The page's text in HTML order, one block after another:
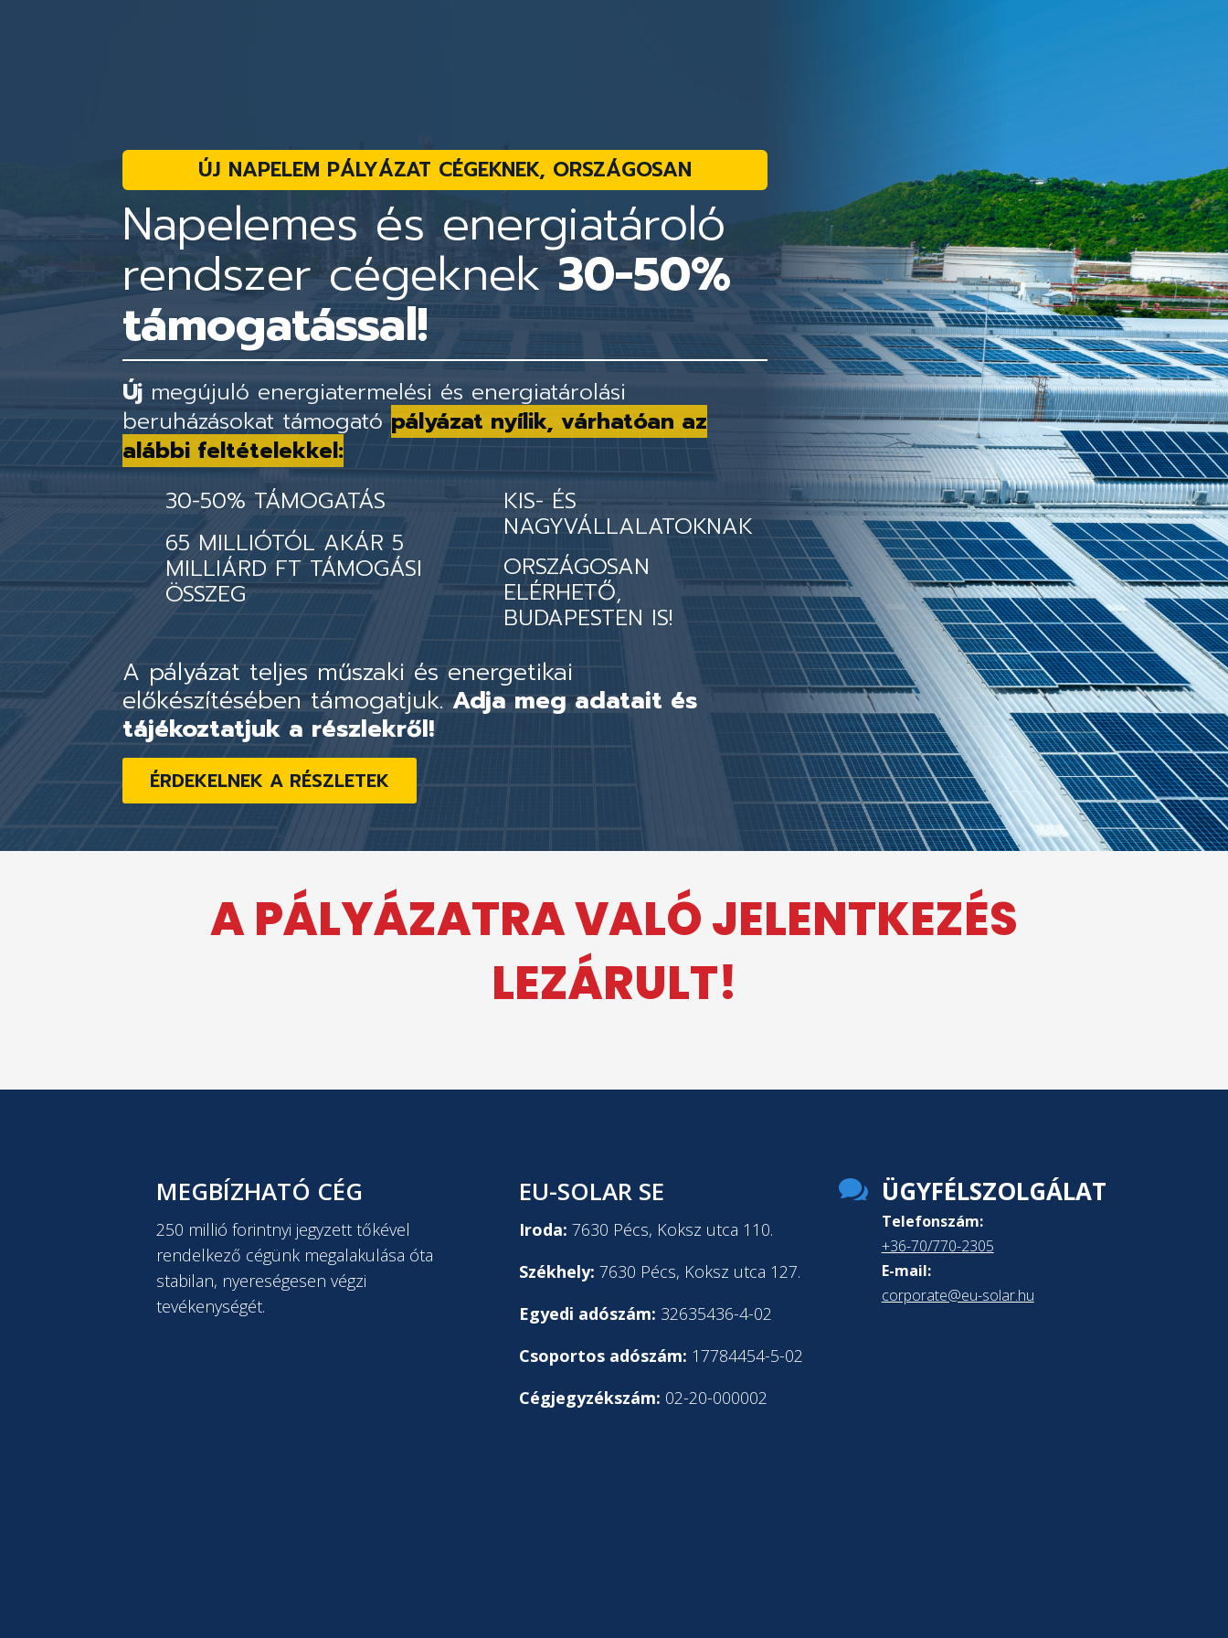
ÚJ NAPELEM PÁLYÁZAT CÉGEKNEK, ORSZÁGOSAN
Napelemes és energiatároló
rendszer cégeknek30-50%
támogatással!
Új megújuló energiatermelési és energiatárolási
beruházásokat támogató pályázat nyílik, várhatóan az
alábbi feltételekkel:
30-50% TÁMOGATÁS
65 MILLIÓTÓL AKÁR 5
MILLIÁRD FT TÁMOGÁSI
ÖSSZEG
KIS- ÉS
NAGYVÁLLALATOKNAK
ORSZÁGOSAN
ELÉRHETŐ,
BUDAPESTEN IS!
A pályázat teljes műszaki és energetikai
előkészítésében támogatjuk.Adja meg adatait és
tájékoztatjuk a részlekről!
ÉRDEKELNEK A RÉSZLETEK
A PÁLYÁZATRA VALÓ JELENTKEZÉS
LEZÁRULT!
MEGBÍZHATÓ CÉG
250 millió forintnyi jegyzett tőkével
rendelkező cégünk megalakulása óta
stabilan, nyereségesen végzi
tevékenységét.
EU-SOLAR SE
Iroda: 7630 Pécs, Koksz utca 110.
Székhely: 7630 Pécs, Koksz utca 127.
Egyedi adószám: 32635436-4-02
Csoportos adószám: 17784454-5-02
Cégjegyzékszám: 02-20-000002
 ÜGYFÉLSZOLGÁLAT
Telefonszám:
+36-70/770-2305
E-mail:
corporate@eu-solar.hu